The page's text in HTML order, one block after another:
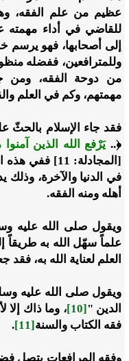
عظيم من علم الفقه،
للقاضي في أداء مهمته
إلى أصحابها، فهو يرسم
وللمترافعين، ففضله
من دوحة الفقه، ومن
مهمتهم، وكم في العلم
فقد جاء الإسلام بالحثّ
﴿..يَرْفع الله الذين
[المجادلة: 11]
في الدنيا والآخرة،
أهله ومنه الفقه.
ويقول صلى الله عليه
علماً سهّل الله به طريقاً
العلم لعناية الله به،
ويقول صلى الله عليه
الدين " [10]
، وما ذاك إلا
فقه الكتاب والسنة [11]
.
وفقه المرافعات يتصل